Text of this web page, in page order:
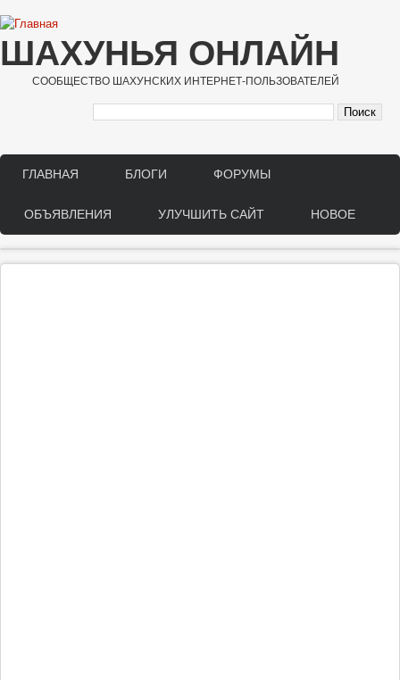
Перейти к основному содержанию
ШАХУНЬЯ ОНЛАЙН
СООБЩЕСТВО ШАХУНСКИХ ИНТЕРНЕТ-ПОЛЬЗОВАТЕЛЕЙ
Main menu
ГЛАВНАЯ БЛОГИ ФОРУМЫ
ОБЪЯВЛЕНИЯ УЛУЧШИТЬ САЙТ НОВОЕ